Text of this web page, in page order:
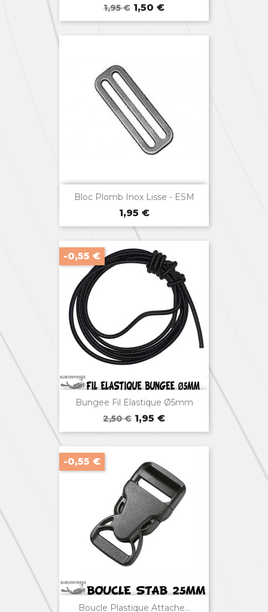
Prix
de
1,95 € Prix
1,50 €
Bloc Plomb Inox Lisse - ESM
Prix
1,95 €
Aperçu rapide
Bungee Fil Elastique Ø5mm
Prix
de
2,50 € Prix
1,95 €
-0,55 €
Aperçu rapide
Boucle Plastique Attache...
-0,55 €
Aperçu rapide